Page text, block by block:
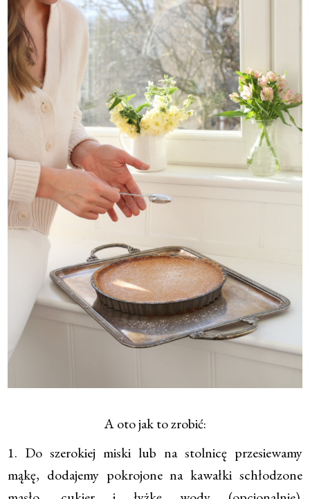
A oto jak to zrobić:
1. Do szerokiej miski lub na stolnicę przesiewamy
mąkę, dodajemy pokrojone na kawałki schłodzone